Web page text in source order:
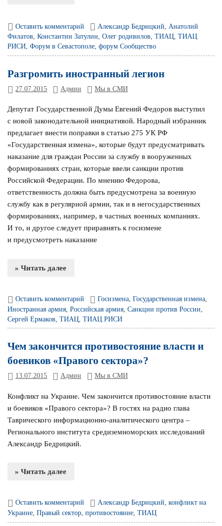
Оставить комментарий Александр Бедрицкий
Анатолий
Филатов,Константин Затулин,Олег родивилов,ТИАЦ,ТИАЦ
РИСИ,Форум в Севастополе,форум Сообщество
Разгромить иностранный легион
27.07.2015 Админ Мы в СМИ
Депутат Государственной Думы Евгений Федоров выступил
с новой законодательной инициативой. Народный избранник
предлагает внести поправки в статью 275 УК РФ
«Государственная измена», которые будут предусматривать
наказание для граждан России за службу в вооруженных
формированиях стран, которые ввели санкции против
Российской Федерации. По мнению Федорова,
ответственность должна быть предусмотрена за военную
службу как в регулярной армии, так и в негосударственных
формированиях, например, в частных военных компаниях.
И то, и другое следует приравнять к госизмене
и предусмотреть наказание
» Читать далее
Оставить комментарий Госизмена ,Государственная измена
Иностранная армия ,Российская армия ,Санкции против России
Сергей Ермаков ,ТИАЦ ,ТИАЦ РИСИ
Чем закончится противостояние власти и
боевиков «Правого сектора»?
13.07.2015 Админ Мы в СМИ
Конфликт на Украине. Чем закончится противостояние власти
и боевиков «Правого сектора»? В гостях на радио глава
Таврического информационно-аналитического центра –
Регионального института средиземноморских исследований
Александр Бедрицкий.
» Читать далее
Оставить комментарий Александр Бедрицкий,конфликт на
Украине,Правый сектор,противостояние,ТИАЦ